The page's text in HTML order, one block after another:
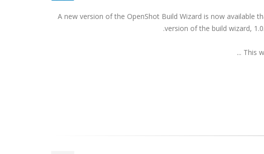
A new version of the OpenShot Build Wizard is now available
version of the build wizard,
This